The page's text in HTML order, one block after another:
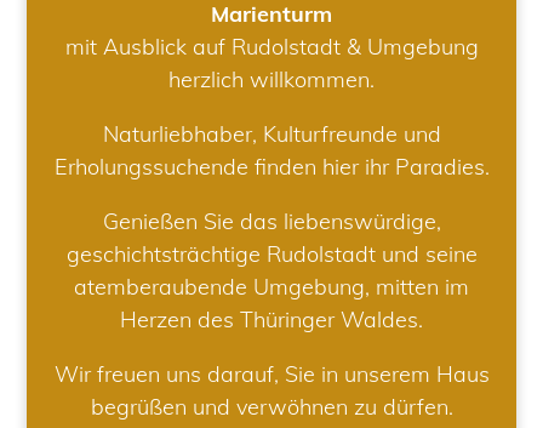
Marienturm
mit Ausblick auf Rudolstadt & Umgebung
herzlich willkommen.
Naturliebhaber, Kulturfreunde und
Erholungssuchende finden hier ihr Paradies.
Genießen Sie das liebenswürdige,
geschichtsträchtige Rudolstadt und seine
atemberaubende Umgebung, mitten im
Herzen des Thüringer Waldes.
Wir freuen uns darauf, Sie in unserem Haus
begrüßen und verwöhnen zu dürfen.